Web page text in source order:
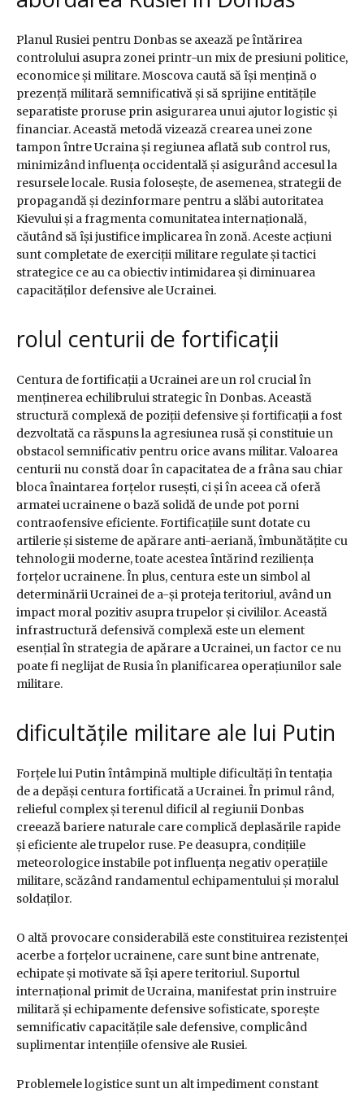
Planul Rusiei pentru Donbas se axează pe întărirea
controlului asupra zonei printr-un mix de presiuni politice,
economice și militare. Moscova caută să își mențină o
prezență militară semnificativă și să sprijine entitățile
separatiste proruse prin asigurarea unui ajutor logistic și
financiar. Această metodă vizează crearea unei zone
tampon între Ucraina și regiunea aflată sub control rus,
minimizând influența occidentală și asigurând accesul la
resursele locale. Rusia folosește, de asemenea, strategii de
propagandă și dezinformare pentru a slăbi autoritatea
Kievului și a fragmenta comunitatea internațională,
căutând să își justifice implicarea în zonă. Aceste acțiuni
sunt completate de exerciții militare regulate și tactici
strategice ce au ca obiectiv intimidarea și diminuarea
capacităților defensive ale Ucrainei.
rolul centurii de fortificații
Centura de fortificații a Ucrainei are un rol crucial în
menținerea echilibrului strategic în Donbas. Această
structură complexă de poziții defensive și fortificații a fost
dezvoltată ca răspuns la agresiunea rusă și constituie un
obstacol semnificativ pentru orice avans militar. Valoarea
centurii nu constă doar în capacitatea de a frâna sau chiar
bloca înaintarea forțelor rusești, ci și în aceea că oferă
armatei ucrainene o bază solidă de unde pot porni
contraofensive eficiente. Fortificațiile sunt dotate cu
artilerie și sisteme de apărare anti-aeriană, îmbunătățite cu
tehnologii moderne, toate acestea întărind reziliența
forțelor ucrainene. În plus, centura este un simbol al
determinării Ucrainei de a-și proteja teritoriul, având un
impact moral pozitiv asupra trupelor și civililor. Această
infrastructură defensivă complexă este un element
esențial în strategia de apărare a Ucrainei, un factor ce nu
poate fi neglijat de Rusia în planificarea operațiunilor sale
militare.
dificultățile militare ale lui Putin
Forțele lui Putin întâmpină multiple dificultăți în tentația
de a depăși centura fortificată a Ucrainei. În primul rând,
relieful complex și terenul dificil al regiunii Donbas
creează bariere naturale care complică deplasările rapide
și eficiente ale trupelor ruse. Pe deasupra, condițiile
meteorologice instabile pot influența negativ operațiile
militare, scăzând randamentul echipamentului și moralul
soldaților.
O altă provocare considerabilă este constituirea rezistenței
acerbe a forțelor ucrainene, care sunt bine antrenate,
echipate și motivate să își apere teritoriul. Suportul
internațional primit de Ucraina, manifestat prin instruire
militară și echipamente defensive sofisticate, sporește
semnificativ capacitățile sale defensive, complicând
suplimentar intențiile ofensive ale Rusiei.
Problemele logistice sunt un alt impediment constant